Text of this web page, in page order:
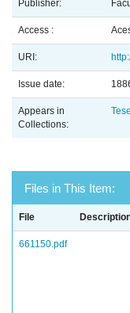
Publisher:
Access :
URI:
Issue date:
Appears in
Collections:
Files in This Item:
File
661150.pdf